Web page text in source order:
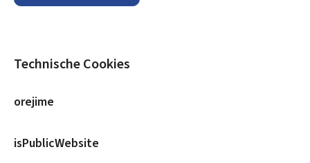
Technische Cookies
orejime
isPublicWebsite